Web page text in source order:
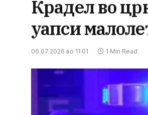
Крадел во
уапси
06.07.2026 во 11:01 1 Min Read